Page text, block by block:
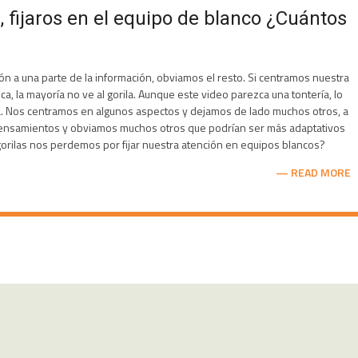
fijaros en el equipo de blanco ¿Cuántos
a una parte de la información, obviamos el resto. Si centramos nuestra
la mayoría no ve al gorila. Aunque este video parezca una tontería, lo
centramos en algunos aspectos y dejamos de lado muchos otros, a
y obviamos muchos otros que podrían ser más adaptativos
nos perdemos por fijar nuestra atención en equipos blancos?
READ MORE